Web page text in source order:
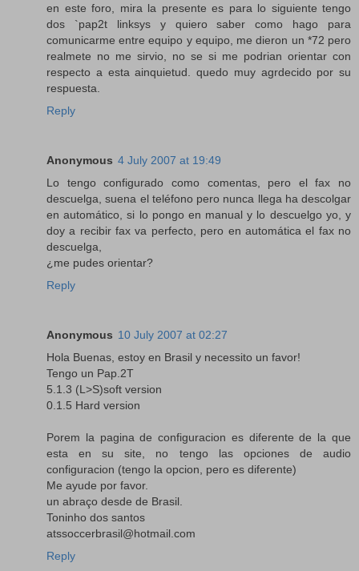
en este foro, mira la presente es para lo siguiente tengo
dos `pap2t linksys y quiero saber como hago para
comunicarme entre equipo y equipo, me dieron un *72 pero
realmete no me sirvio, no se si me podrian orientar con
respecto a esta ainquietud. quedo muy agrdecido por su
respuesta.
Reply
Anonymous 4 July 2007 at 19:49
Lo tengo configurado como comentas, pero el fax no
descuelga, suena el teléfono pero nunca llega ha descolgar
en automático, si lo pongo en manual y lo descuelgo yo, y
doy a recibir fax va perfecto, pero en automática el fax no
descuelga,
¿me pudes orientar?
Reply
Anonymous 10 July 2007 at 02:27
Hola Buenas, estoy en Brasil y necessito un favor!
Tengo un Pap.2T
5.1.3 (L>S)soft version
0.1.5 Hard version
Porem la pagina de configuracion es diferente de la que
esta en su site, no tengo las opciones de audio
configuracion (tengo la opcion, pero es diferente)
Me ayude por favor.
un abraço desde de Brasil.
Toninho dos santos
atssoccerbrasil@hotmail.com
Reply